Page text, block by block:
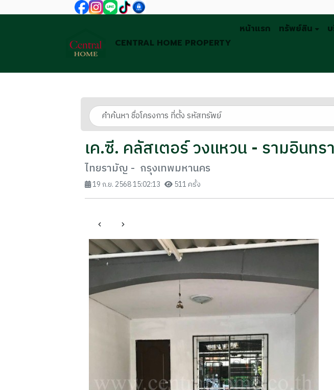
CENTRAL HOME PROPERTY
หน้าแรก ทรัพย์สิน
เค.ซี. คลัสเตอร์ วงแหวน - รามอินทรา
ไทยรามัญ - กรุงเทพมหานคร
19 ก.ย. 2568 15:02:13 511 ครั้ง